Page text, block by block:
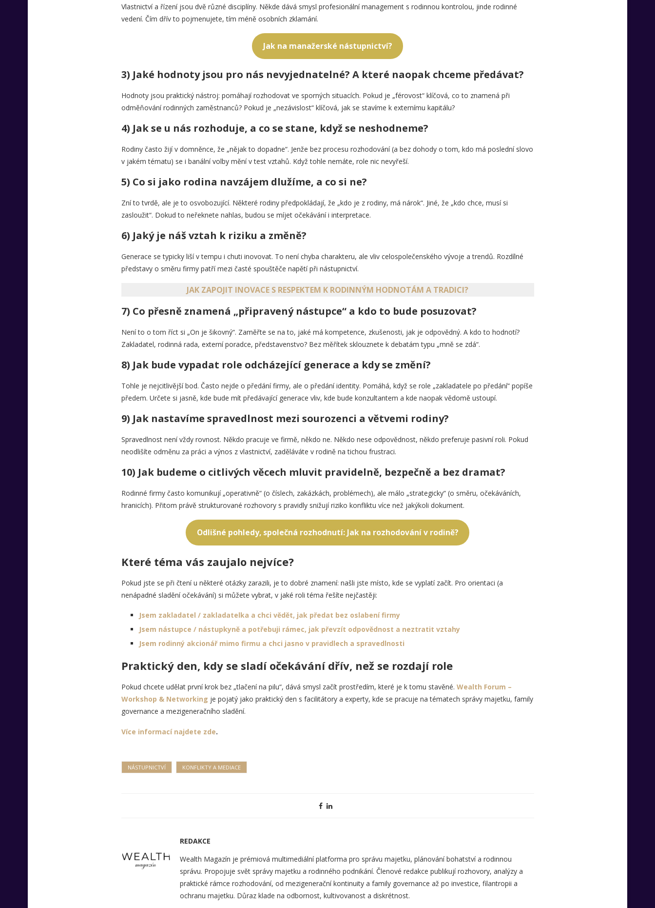
Vlastnictví a řízení jsou dvě různé disciplíny. Někde dává smysl profesionální management s rodinnou kontrolou, jinde rodinné
vedení. Čím dřív to pojmenujete, tím méně osobních zklamání.
Jak na manažerské nástupnictví?
3) Jaké hodnoty jsou pro nás nevyjednatelné? A které naopak chceme předávat?
Hodnoty jsou praktický nástroj: pomáhají rozhodovat ve sporných situacích. Pokud je „férovost“ klíčová, co to znamená při
odměňování rodinných zaměstnanců? Pokud je „nezávislost“ klíčová, jak se stavíme k externímu kapitálu?
4) Jak se u nás rozhoduje, a co se stane, když se neshodneme?
Rodiny často žijí v domněnce, že „nějak to dopadne“. Jenže bez procesu rozhodování (a bez dohody o tom, kdo má poslední slovo
v jakém tématu) se i banální volby mění v test vztahů. Když tohle nemáte, role nic nevyřeší.
5) Co si jako rodina navzájem dlužíme, a co si ne?
Zní to tvrdě, ale je to osvobozující. Některé rodiny předpokládají, že „kdo je z rodiny, má nárok“. Jiné, že „kdo chce, musí si
zasloužit“. Dokud to neřeknete nahlas, budou se míjet očekávání i interpretace.
6) Jaký je náš vztah k riziku a změně?
Generace se typicky liší v tempu i chuti inovovat. To není chyba charakteru, ale vliv celospolečenského vývoje a trendů. Rozdílné
představy o směru firmy patří mezi časté spouštěče napětí při nástupnictví.
JAK ZAPOJIT INOVACE S RESPEKTEM K RODINNÝM HODNOTÁM A TRADICI?
7) Co přesně znamená „připravený nástupce“ a kdo to bude posuzovat?
Není to o tom říct si „On je šikovný“. Zaměřte se na to, jaké má kompetence, zkušenosti, jak je odpovědný. A kdo to hodnotí?
Zakladatel, rodinná rada, externí poradce, představenstvo? Bez měřítek sklouznete k debatám typu „mně se zdá“.
8) Jak bude vypadat role odcházející generace a kdy se změní?
Tohle je nejcitlivější bod. Často nejde o předání firmy, ale o předání identity. Pomáhá, když se role „zakladatele po předání“ popíše
předem. Určete si jasně, kde bude mít předávající generace vliv, kde bude konzultantem a kde naopak vědomě ustoupí.
9) Jak nastavíme spravedlnost mezi sourozenci a větvemi rodiny?
Spravedlnost není vždy rovnost. Někdo pracuje ve firmě, někdo ne. Někdo nese odpovědnost, někdo preferuje pasivní roli. Pokud
neodlišíte odměnu za práci a výnos z vlastnictví, zaděláváte v rodině na tichou frustraci.
10) Jak budeme o citlivých věcech mluvit pravidelně, bezpečně a bez dramat?
Rodinné firmy často komunikují „operativně“ (o číslech, zakázkách, problémech), ale málo „strategicky“ (o směru, očekáváních,
hranicích). Přitom právě strukturované rozhovory s pravidly snižují riziko konfliktu více než jakýkoli dokument.
Odlišné pohledy, společná rozhodnutí: Jak na rozhodování v rodině?
Které téma vás zaujalo nejvíce?
Pokud jste se při čtení u některé otázky zarazili, je to dobré znamení: našli jste místo, kde se vyplatí začít. Pro orientaci (a
nenápadné sladění očekávání) si můžete vybrat, v jaké roli téma řešíte nejčastěji:
Jsem zakladatel / zakladatelka a chci vědět, jak předat bez oslabení firmy
Jsem nástupce / nástupkyně a potřebuji rámec, jak převzít odpovědnost a neztratit vztahy
Jsem rodinný akcionář mimo firmu a chci jasno v pravidlech a spravedlnosti
Praktický den, kdy se sladí očekávání dřív, než se rozdají role
Pokud chcete udělat první krok bez „tlačení na pilu“, dává smysl začít prostředím, které je k tomu stavěné. Wealth Forum –
Workshop & Networking je pojatý jako praktický den s facilitátory a experty, kde se pracuje na tématech správy majetku, family
governance a mezigeneračního sladění.
Více informací najdete zde.
NÁSTUPNICTVÍ KONFLIKTY A MEDIACE
REDAKCE
Wealth Magazín je prémiová multimediální platforma pro správu majetku, plánování bohatství a rodinnou
správu. Propojuje svět správy majetku a rodinného podnikání. Členové redakce publikují rozhovory, analýzy a
praktické rámce rozhodování, od mezigenerační kontinuity a family governance až po investice, filantropii a
ochranu majetku. Důraz klade na odbornost, kultivovanost a diskrétnost.